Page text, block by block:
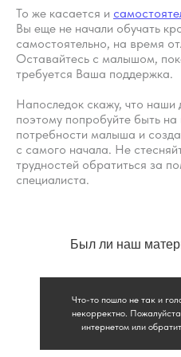
​То же касается и
Вы еще не начали обучать
самостоятельно, на время
Оставайтесь с малышом,
требуется Ваша поддержка.
Напоследок скажу, что
поэтому попробуйте быть
потребности малыша и
с самого начала. Не
трудностей обратиться за
специалиста.
Был ли наш
Что-то пошло не так и
некорректно.
интернетом или
Пн-пт: с
20:00
+7 (903)
sos@o-sne.online
Видео Там, где
Все права на материалы портала o-
защищены законом об
собственности. Использование
Материалы, представленные на этом
исключительно информационно-
проблемы с развитием или
рекомендации по диагностике и
публикации, видео, советы и
не являются медицинскими, не могут
заменить назначений врача и